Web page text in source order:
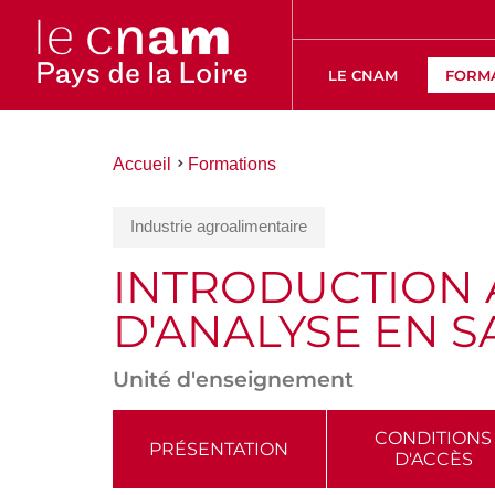
LE CNAM
Vous
Accueil Formations
Industrie agroalimentaire
INTRODUCTION
D'ANALYSE EN
Unité d'enseignement
ACCÉDER
PRÉSENTATION
CONDITIONS
D'ACCÈS